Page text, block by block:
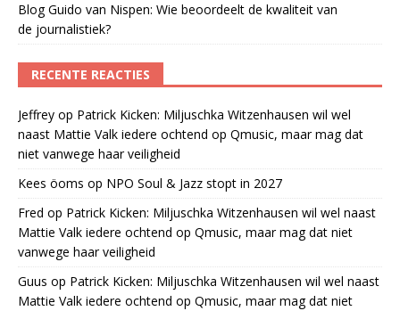
Blog Guido van Nispen: Wie beoordeelt de kwaliteit van
de journalistiek?
RECENTE REACTIES
Jeffrey op Patrick Kicken: Miljuschka Witzenhausen wil wel
naast Mattie Valk iedere ochtend op Qmusic, maar mag dat
niet vanwege haar veiligheid
Kees öoms op NPO Soul & Jazz stopt in 2027
Fred op Patrick Kicken: Miljuschka Witzenhausen wil wel naast
Mattie Valk iedere ochtend op Qmusic, maar mag dat niet
vanwege haar veiligheid
Guus op Patrick Kicken: Miljuschka Witzenhausen wil wel naast
Mattie Valk iedere ochtend op Qmusic, maar mag dat niet